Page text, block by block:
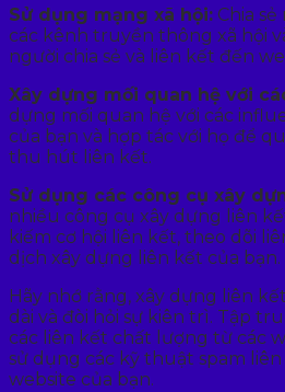
Sử dụng mạng xã hội: Chia
các kênh truyền thông xã hội
người chia sẻ và liên kết đến
Xây dựng mối quan hệ với
dựng mối quan hệ với các
của bạn và hợp tác với họ để
thu hút liên kết.
Sử dụng các công cụ xây
nhiều công cụ xây dựng liên
kiếm cơ hội liên kết, theo dõi
dịch xây dựng liên kết của bạn.
Hãy nhớ rằng, xây dựng liên
dài và đòi hỏi sự kiên trì. Tập
các liên kết chất lượng từ các
sử dụng các kỹ thuật spam
website của bạn.